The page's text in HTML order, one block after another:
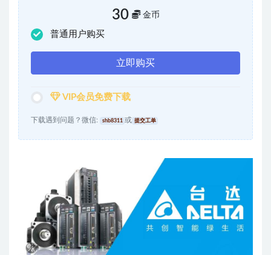
30 金币
普通用户购买
立即购买
VIP会员免费下载
下载遇到问题？微信: shb8311 或 提交工单